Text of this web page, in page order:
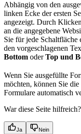
Abhängig von den
linken Ecke der ersten
angezeigt. Durch
an die angegebene
Sie für jede Schaltfläche
den vorgeschlagenen
Bottom oderTop und
Wenn Sie ausgefüllte
möchten, können Sie
Formulare automatisch
War diese Seite hilfreich?
Ja Nein